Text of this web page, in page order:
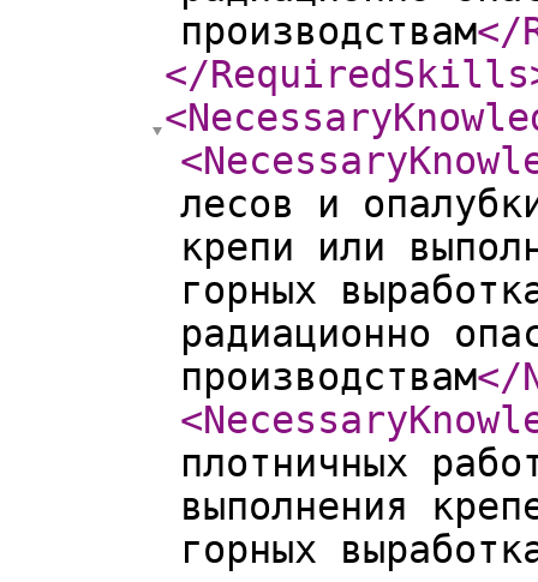
производствам</
</RequiredSkills
лесов и
крепи или
горных
радиационно
производствам</
плотничных
выполнения
горных